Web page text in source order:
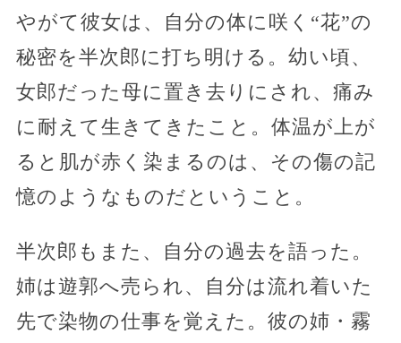
やがて彼女は、自分の体に咲く“花”の
秘密を半次郎に打ち明ける。幼い頃、
女郎だった母に置き去りにされ、痛み
に耐えて生きてきたこと。体温が上が
ると肌が赤く染まるのは、その傷の記
憶のようなものだということ。
半次郎もまた、自分の過去を語った。
姉は遊郭へ売られ、自分は流れ着いた
先で染物の仕事を覚えた。彼の姉・霧